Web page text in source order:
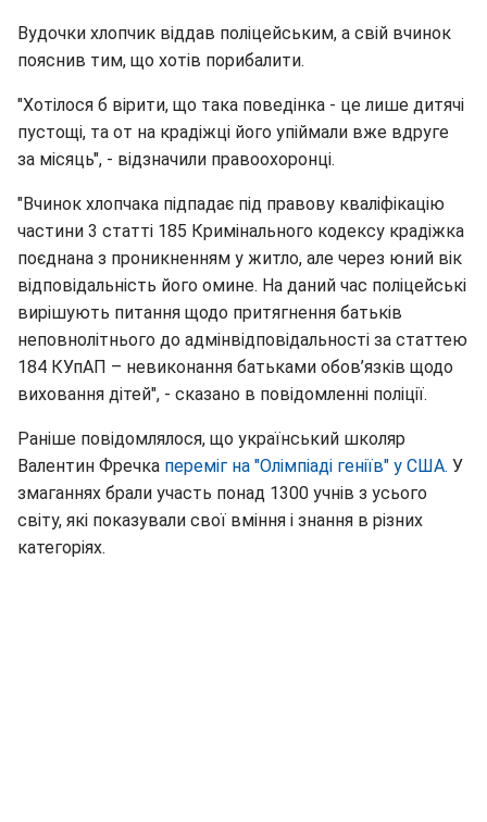
Вудочки хлопчик віддав поліцейським, а свій вчинок
пояснив тим, що хотів порибалити.
"Хотілося б вірити, що така поведінка - це лише дитячі
пустощі, та от на крадіжці його упіймали вже вдруге
за місяць", - відзначили правоохоронці.
"Вчинок хлопчака підпадає під правову кваліфікацію
частини 3 статті 185 Кримінального кодексу крадіжка
поєднана з проникненням у житло, але через юний вік
відповідальність його омине. На даний час поліцейські
вирішують питання щодо притягнення батьків
неповнолітнього до адмінвідповідальності за статтею
184 КУпАП – невиконання батьками обов’язків щодо
виховання дітей", - сказано в повідомленні поліції.
Раніше повідомлялося, що український школяр
Валентин Фречка переміг на "Олімпіаді геніїв" у США. У
змаганнях брали участь понад 1300 учнів з усього
світу, які показували свої вміння і знання в різних
категоріях.